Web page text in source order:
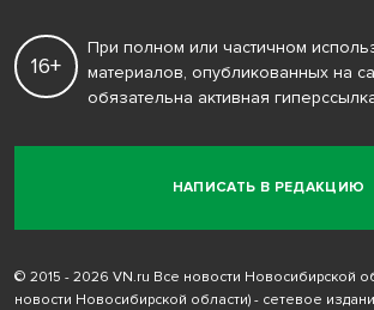
НАПИСАТЬ В РЕДАКЦИЮ
16+
При полном или частичном
материалов, опубликованных на
обязательна активная
© 2015 - 2026 VN.ru Все новости Новосибирской
новости Новосибирской области) - сетевое